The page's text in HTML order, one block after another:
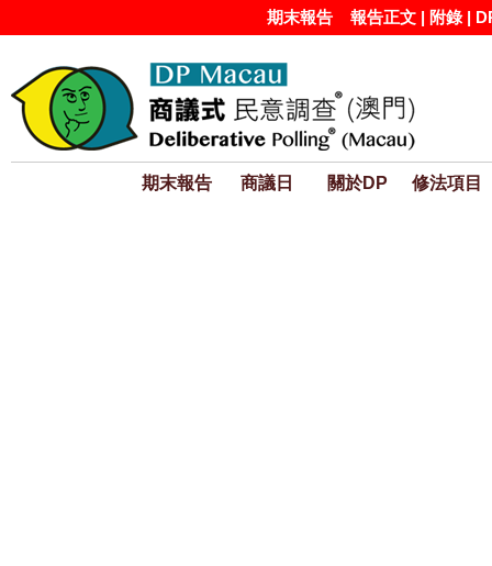
期末報告 報告正文 | 附錄|
期末報告 商議日 關於DP 修法項目